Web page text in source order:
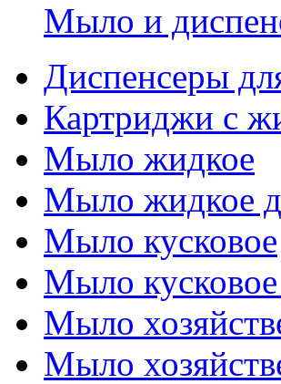
Мыло и
Диспенсеры
Картриджи с
Мыло жидкое
Мыло жидкое
Мыло кусковое
Мыло кусковое
Мыло
Мыло